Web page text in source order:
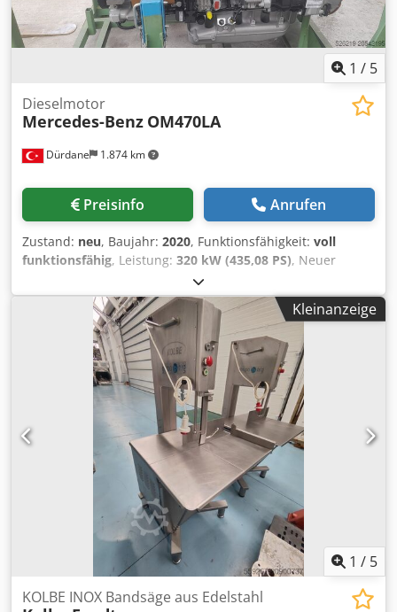
1 / 5
Dürdane 1.874 km
Dieselmotor
Mercedes-Benz OM470LA
Preisinfo Anrufen
Zustand: neu, Baujahr: 2020, Funktionsfähigkeit: voll
funktionsfähig, Leistung: 320 kW (435,08 PS), Neuer
Mercedes-Benz OM 470 Motor. Geeignet für verschiedene
Krane. Preis auf Anfrage, weitere Motoren verfügbar.
Dcsdpfx Aoxw R Dxom Tok
Kleinanzeige
1 / 5
KOLBE INOX Bandsäge aus Edelstahl